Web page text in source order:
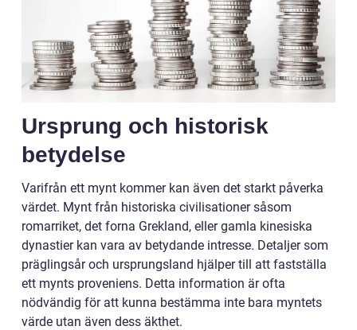
Ursprung och historisk
betydelse
Varifrån ett mynt kommer kan även det starkt påverka
värdet. Mynt från historiska civilisationer såsom
romarriket, det forna Grekland, eller gamla kinesiska
dynastier kan vara av betydande intresse. Detaljer som
präglingsår och ursprungsland hjälper till att fastställa
ett mynts proveniens. Detta information är ofta
nödvändig för att kunna bestämma inte bara myntets
värde utan även dess äkthet.